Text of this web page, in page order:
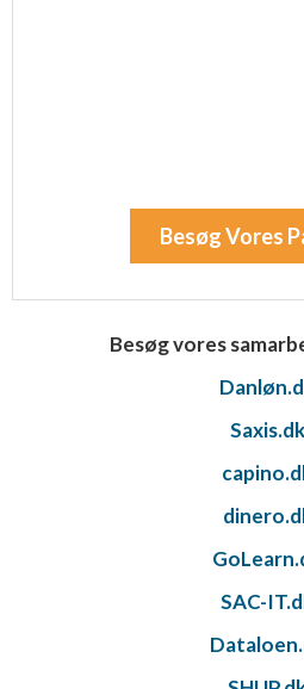
Besøg Vores
Besøg vores
Saxis.dk
SAC-